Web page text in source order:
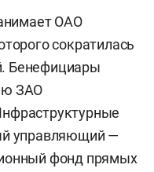
ОАО
сократилась
Бенефициары
ЗАО
управляющий —
фонд прямых